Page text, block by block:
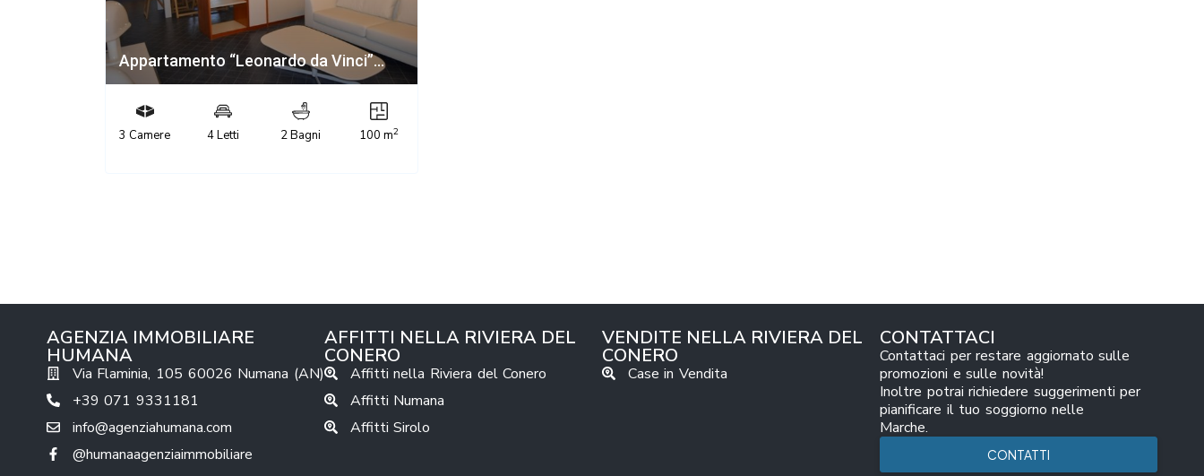
Appartamento “Leonardo da Vinci”...
3 Camere 4 Letti 2 Bagni 100 m2
AGENZIA IMMOBILIARE
HUMANA
Via Flaminia, 105 60026 Numana (AN)
+39 071 9331181
info@agenziahumana.com
@humanaagenziaimmobiliare
AFFITTI NELLA RIVIERA DEL
CONERO
Affitti nella Riviera del Conero
Affitti Numana
Affitti Sirolo
VENDITE NELLA RIVIERA DEL
CONERO
Case in Vendita
CONTATTACI
Contattaci per restare aggiornato sulle
promozioni e sulle novità!
Inoltre potrai richiedere suggerimenti per
pianificare il tuo soggiorno nelle
Marche.
CONTATTI